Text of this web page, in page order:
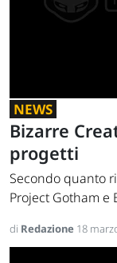
NEWS
Bizarre
progetti
Secondo quanto
Project Gotham e
di Redazione 18